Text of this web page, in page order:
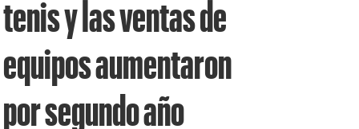
tenis y las ventas de
equipos aumentaron
por segundo año